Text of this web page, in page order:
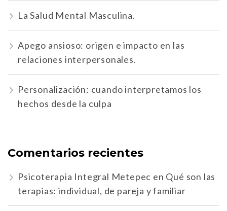
La Salud Mental Masculina.
Apego ansioso: origen e impacto en las
relaciones interpersonales.
Personalización: cuando interpretamos los
hechos desde la culpa
Comentarios recientes
Psicoterapia Integral Metepec en Qué son las
terapias: individual, de pareja y familiar